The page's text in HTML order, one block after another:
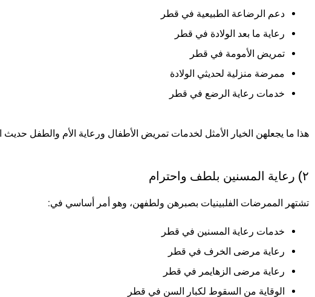
دعم الرضاعة الطبيعية في قطر
رعاية ما بعد الولادة في قطر
تمريض الأمومة في قطر
ممرضة منزلية لحديثي الولادة
خدمات رعاية الرضع في قطر
هذا ما يجعلهن الخيار الأمثل لخدمات تمريض الأطفال ورعاية الأم والطفل حديث
٢) رعاية المسنين بلطف واحترام
تشتهر الممرضات الفلبينيات بصبرهن ولطفهن، وهو أمر أساسي في:
خدمات رعاية المسنين في قطر
رعاية مرضى الخرف في قطر
رعاية مرضى الزهايمر في قطر
الوقاية من السقوط لكبار السن في قطر